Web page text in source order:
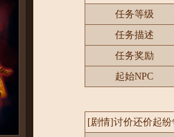
任务等级
任务描述
任务奖励
起始NPC
[剧情]讨价还价起纷